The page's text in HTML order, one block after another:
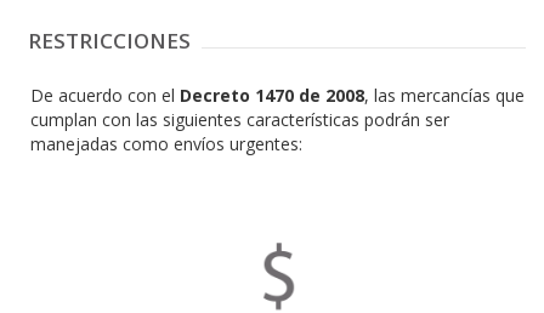
RESTRICCIONES
De acuerdo con el Decreto 1470 de 2008, las mercancías que
cumplan con las siguientes características podrán ser
manejadas como envíos urgentes: